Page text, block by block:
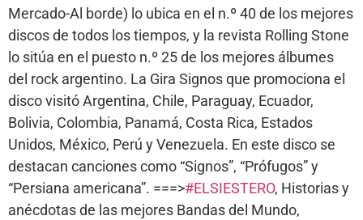
Mercado-Al borde) lo ubica en el n.º 40 de los mejores
discos de todos los tiempos, y la revista Rolling Stone
lo sitúa en el puesto n.º 25 de los mejores álbumes
del rock argentino. La Gira Signos que promociona el
disco visitó Argentina, Chile, Paraguay, Ecuador,
Bolivia, Colombia, Panamá, Costa Rica, Estados
Unidos, México, Perú y Venezuela. En este disco se
destacan canciones como “Signos”, “Prófugos” y
“Persiana americana”. ===>#ELSIESTERO, Historias y
anécdotas de las mejores Bandas del Mundo,